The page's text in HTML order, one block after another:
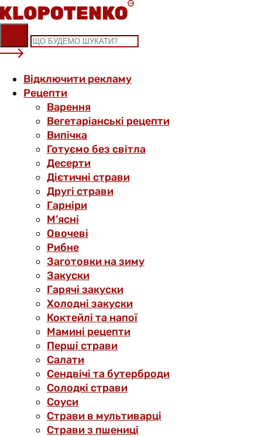
Skip
to
content
Відключити рекламу
Рецепти
Варення
Вегетаріанські рецепти
Випічка
Готуємо без світла
Десерти
Дієтичні страви
Другі страви
Гарніри
М’ясні
Овочеві
Рибне
Заготовки на зиму
Закуски
Гарячі закуски
Холодні закуски
Коктейлі та напої
Мамині рецепти
Перші страви
Салати
Сендвічі та бутерброди
Солодкі страви
Соуси
Страви в мультиварці
Страви з пшениці